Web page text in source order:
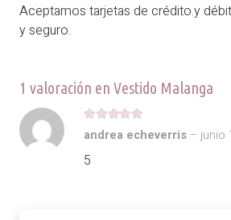
Aceptamos tarjetas de crédito.y
y seguro.
1 valoración en Vestido Malanga
Valorado con 5de 5
andrea echeverris– junio
5